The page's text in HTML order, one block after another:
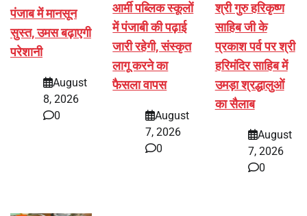
पंजाब में मानसून
सुस्त, उमस बढ़ाएगी
परेशानी
August
8, 2026
0
आर्मी पब्लिक स्कूलों
में पंजाबी की पढ़ाई
जारी रहेगी, संस्कृत
लागू करने का
फैसला वापस
August
7, 2026
0
श्री गुरु हरिकृष्ण
साहिब जी के
प्रकाश पर्व पर श्री
हरिमंदिर साहिब में
उमड़ा श्रद्धालुओं
का सैलाब
August
7, 2026
0